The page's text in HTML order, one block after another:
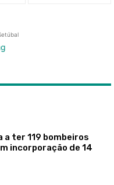
a ter 119 bombeiros
incorporação de 14